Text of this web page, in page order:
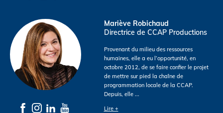
Mariève Robichaud
Directrice de CCAP Productions
Provenant du milieu des ressources
humaines, elle a eu l’opportunité, en
octobre 2012, de se faire confier le projet
de mettre sur pied la chaîne de
programmation locale de la CCAP.
Depuis, elle ...
Lire +